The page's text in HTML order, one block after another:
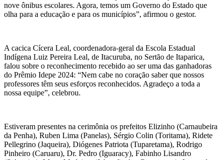
nove ônibus escolares. Agora, temos um Governo do Estado que
olha para a educação e para os municípios”, afirmou o gestor.
A cacica Cícera Leal, coordenadora-geral da Escola Estadual
Indígena Luiz Pereira Leal, de Itacuruba, no Sertão de Itaparica,
falou sobre o reconhecimento recebido ao ser uma das ganhadoras
do Prêmio Idepe 2024: “Nem cabe no coração saber que nossos
professores têm seus esforços reconhecidos. Agradeço a toda a
nossa equipe”, celebrou.
Estiveram presentes na cerimônia os prefeitos Elizinho (Carnaubeira
da Penha), Ruben Lima (Panelas), Sérgio Colin (Toritama), Ridete
Pellegrino (Jaqueira), Diógenes Patriota (Tuparetama), Rodrigo
Pinheiro (Caruaru), Dr. Pedro (Iguaracy), Fabinho Lisandro